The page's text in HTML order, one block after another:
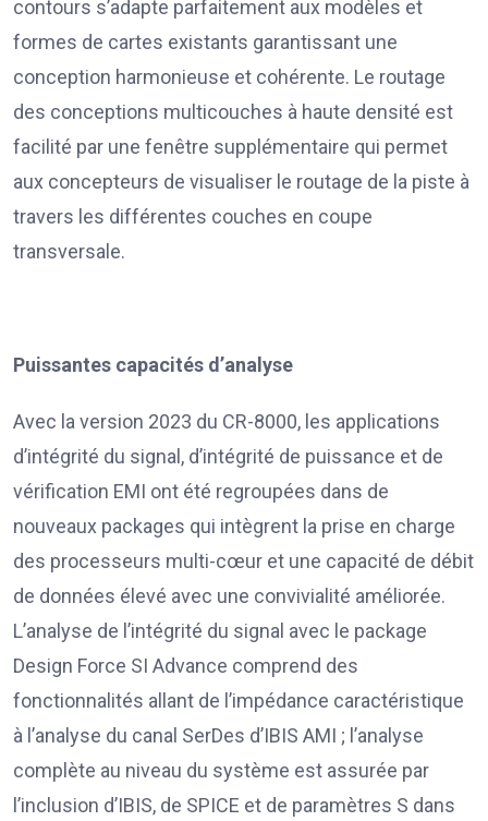
contours s’adapte parfaitement aux modèles et
formes de cartes existants garantissant une
conception harmonieuse et cohérente. Le routage
des conceptions multicouches à haute densité est
facilité par une fenêtre supplémentaire qui permet
aux concepteurs de visualiser le routage de la piste à
travers les différentes couches en coupe
transversale.
Puissantes capacités d’analyse
Avec la version 2023 du CR-8000, les applications
d’intégrité du signal, d’intégrité de puissance et de
vérification EMI ont été regroupées dans de
nouveaux packages qui intègrent la prise en charge
des processeurs multi-cœur et une capacité de débit
de données élevé avec une convivialité améliorée.
L’analyse de l’intégrité du signal avec le package
Design Force SI Advance comprend des
fonctionnalités allant de l’impédance caractéristique
à l’analyse du canal SerDes d’IBIS AMI ; l’analyse
complète au niveau du système est assurée par
l’inclusion d’IBIS, de SPICE et de paramètres S dans